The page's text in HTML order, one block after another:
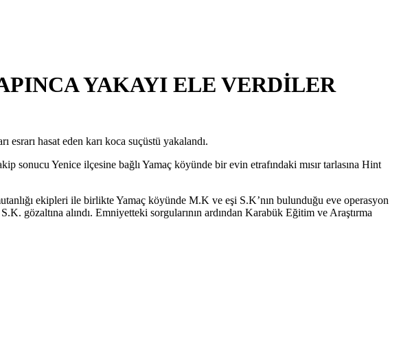
YAKAYI ELE VERDİLER
hasat eden karı koca suçüstü yakalandı.
Yenice ilçesine bağlı Yamaç köyünde bir evin etrafındaki mısır tarlasına Hint
ekipleri ile birlikte Yamaç köyünde M.K ve eşi S.K’nın bulunduğu eve operasyon
gözaltına alındı. Emniyetteki sorgularının ardından Karabük Eğitim ve Araştırma